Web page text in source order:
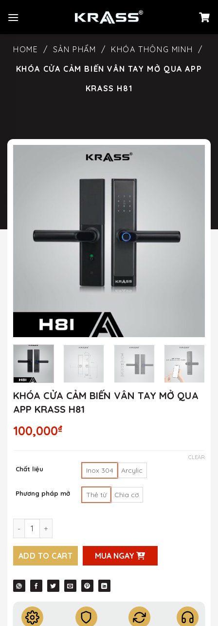
đến
HOME / SẢN PHẨM / KHÓA THÔNG MINH
/
KHÓA CỬA CẢM BIẾN VÂN TAY MỞ QUA APP
KRASS H81
KHÓA CỬA CẢM BIẾN VÂN TAY MỞ QUA
APP KRASS H81
100,000₫
Chất liệu Inox 304 Arcylic
Phương pháp mở Thẻ từ Chìa cơ
CLEAR
Khóa cửa cảm biến vân tay mở qua App Krass H81
ADD TO CART MUA NGAY